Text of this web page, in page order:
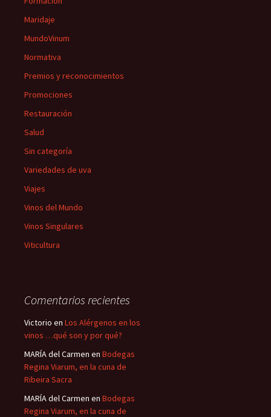
Maridaje
MundoVinum
Normativa
Premios y reconocimientos
Promociones
Restauración
Salud
Sin categoría
Variedades de uva
Viajes
Vinos del Mundo
Vinos Singulares
Viticultura
Comentarios recientes
Victorio en Los Alérgenos en los
vinos …qué son y por qué?
MARÍA del Carmen en Bodegas
Regina Viarum, en la cuna de
Ribeira Sacra
MARÍA del Carmen en Bodegas
Regina Viarum, en la cuna de